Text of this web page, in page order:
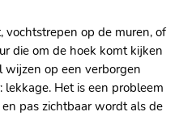
op de muren, of
die om de hoek komt kijken
wijzen op een verborgen
Het is een probleem
pas zichtbaar wordt als de